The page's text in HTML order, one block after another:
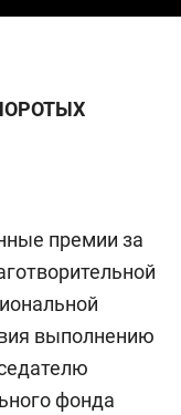
премии за
выполнению
фонда